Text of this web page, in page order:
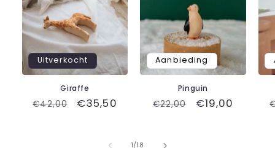
Uitverkocht
Giraffe
Normale
€42,00 Aanbiedingsprijs
€35,50
Aanbieding
Pinguin
Normale
€22,00 €19,00
1/van
18